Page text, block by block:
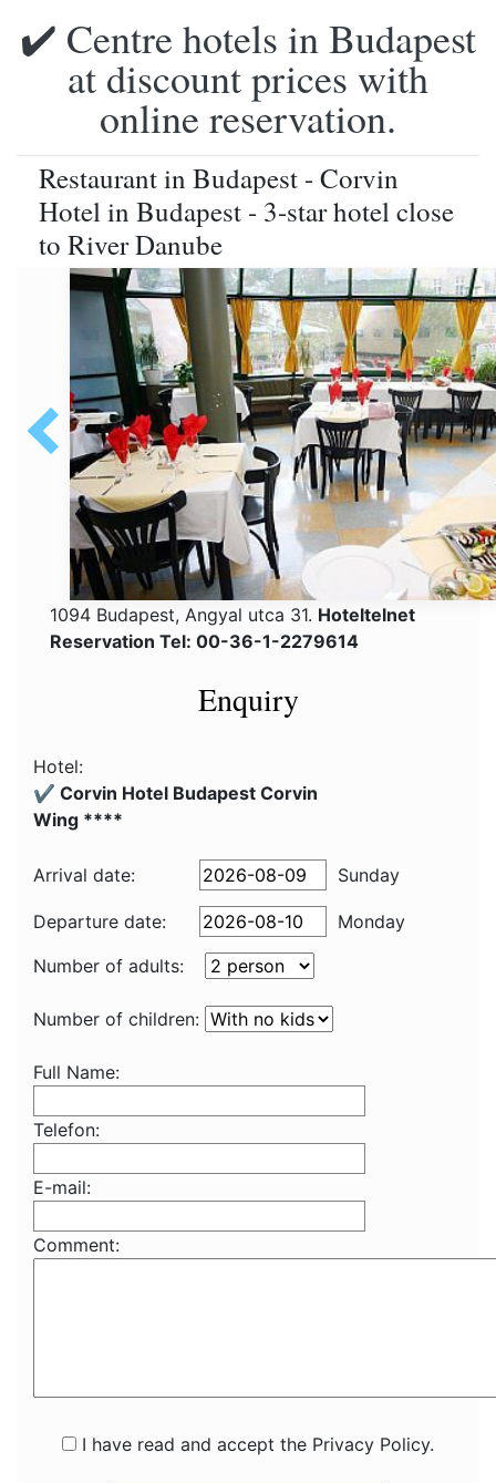
✔️ Centre hotels in Budapest
at discount prices with
online reservation.
Restaurant in Budapest - Corvin
Hotel in Budapest - 3-star hotel close
to River Danube
1094 Budapest, Angyal utca 31. Hoteltelnet
Reservation Tel: 00-36-1-2279614
Enquiry
Hotel:
✔️ Corvin Hotel Budapest Corvin
Wing ****
Arrival date: Sunday
Departure date:
Monday
Number of adults:
Number of children:
Full Name:
Telefon:
E-mail:
Comment:
I have read and accept the Privacy Policy.